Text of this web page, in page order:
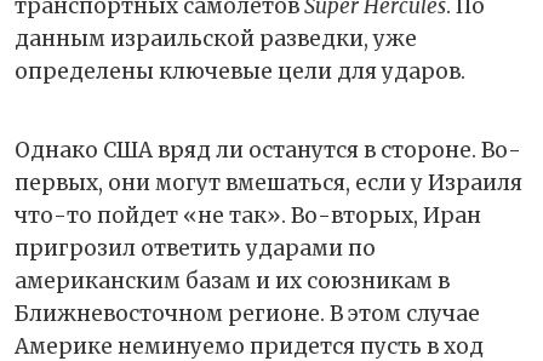
транспортных самолетовSuper Hercules. По
данным израильской разведки, уже
определены ключевые цели для ударов.
Однако США вряд ли останутся в стороне. Во-
первых, они могут вмешаться, если у Израиля
что-то пойдет «не так». Во-вторых, Иран
пригрозил ответить ударами по
американским базам и их союзникам в
Ближневосточном регионе. В этом случае
Америке неминуемо придется пусть в ход